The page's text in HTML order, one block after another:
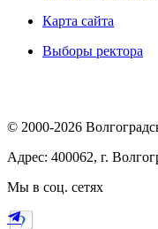
Карта сайта
Выборы ректора
© 2000-2026
Адрес: 400062, г.
Мы в соц. сетях